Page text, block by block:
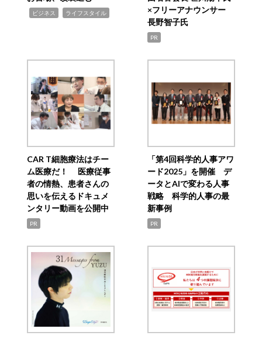
ビジネス ライフスタイル
×フリーアナウンサー
長野智子氏
PR
CAR T細胞療法はチー
ム医療だ！ 医療従事
者の情熱、患者さんの
思いを伝えるドキュメ
ンタリー動画を公開中
PR
「第4回科学的人事アワ
ード2025」を開催 デ
ータとAIで変わる人事
戦略 科学的人事の最
新事例
PR